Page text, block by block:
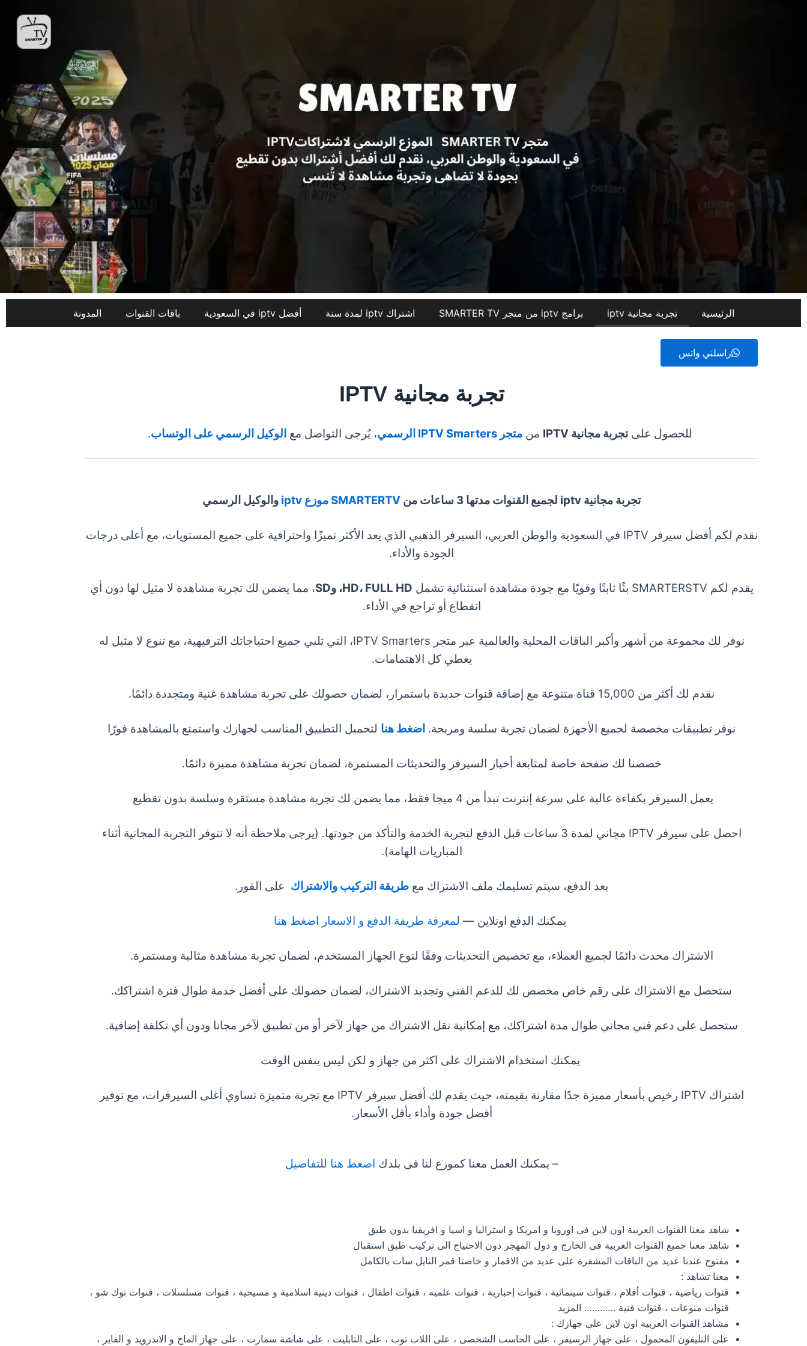
الرئيسية تجربة مجانية iptv​ برامج iptv من متجر SMARTER TV اشتراك iptv لمدة سنة أفضل iptv في السعودية باقات القنوات المدونة
راسلني واتس
تجربة مجانية IPTV
للحصول على تجربة مجانية IPTV من متجر IPTV Smarters الرسمي ، يُرجى التواصل مع الوكيل الرسمي على الوتساب.
تجربة مجانية iptv لجميع القنوات مدتها 3 ساعات من SMARTERTVموزع iptv والوكيل الرسمي
نقدم لكم أفضل سيرفر IPTV
في السعودية والوطن العربي، السيرفر الذهبي الذي يعد الأكثر تميزًا واحترافية على جميع المستويات، مع أعلى درجات
الجودة والأداء.
يقدم لكم SMARTERSTV بثًا ثابتًا وقويًا مع جودة مشاهدة استثنائية تشمل HD، FULL HD، وSD
، مما يضمن لك تجربة مشاهدة لا مثيل لها دون أي
انقطاع أو تراجع في الأداء.
نوفر لك مجموعة من أشهر وأكبر الباقات المحلية والعالمية عبر متجر IPTV Smarters، التي تلبي جميع احتياجاتك الترفيهية، مع تنوع لا مثيل له
يغطي كل الاهتمامات.
نقدم لك أكثر من 15,000 قناة متنوعة مع إضافة قنوات جديدة باستمرار، لضمان حصولك على تجربة مشاهدة غنية ومتجددة دائمًا.
نوفر تطبيقات مخصصة لجميع الأجهزة لضمان تجربة سلسة ومريحة. اضغط هنا لتحميل التطبيق المناسب لجهازك واستمتع بالمشاهدة فورًا
خصصنا لك صفحة خاصة لمتابعة أخبار السيرفر والتحديثات المستمرة، لضمان تجربة مشاهدة مميزة دائمًا.
يعمل السيرفر بكفاءة عالية على سرعة إنترنت تبدأ من 4 ميجا فقط ، مما يضمن لك تجربة مشاهدة مستقرة وسلسة بدون تقطيع
احصل على سيرفر IPTV مجاني لمدة 3 ساعات قبل الدفع لتجربة الخدمة والتأكد من جودتها. (يرجى ملاحظة أنه لا تتوفر التجربة المجانية أثناء
المباريات الهامة).
بعد الدفع، سيتم تسليمك ملف الاشتراك مع طريقة التركيب والاشتراك على الفور.
يمكنك الدفع اونلاين — لمعرفة طريقة الدفع و الاسعار اضغط هنا
الاشتراك محدث دائمًا لجميع العملاء، مع تخصيص التحديثات وفقًا لنوع الجهاز المستخدم، لضمان تجربة مشاهدة مثالية ومستمرة.
ستحصل مع الاشتراك على رقم خاص مخصص لك للدعم الفني وتجديد الاشتراك، لضمان حصولك على أفضل خدمة طوال فترة اشتراكك.
ستحصل علىدعم فني مجاني طوال مدة اشتراكك، مع إمكانية نقل الاشتراك من جهاز لآخر أو من تطبيق لآخر مجانا ودون أي تكلفة إضافية.
يمكنك استخدام الاشتراك على اكثر من جهاز و لكن ليس بنفس الوقت
اشتراك IPTV رخيص بأسعار مميزة جدًا مقارنة بقيمته، حيث يقدم لك أفضل سيرفر IPTV مع تجربة متميزة تساوي أغلى السيرفرات، مع توفير
أفضل جودة وأداء بأقل الأسعار.
– يمكنك العمل معنا كموزع لنا فى بلدك اضغط هنا للتفاصيل
شاهد معنا القنوات العربية اون لاين فى اوروبا و امريكا و استراليا و اسيا و افريقيا بدون طبق
شاهد معنا جميع القنوات العربية فى الخارج و دول المهجر دون الاحتياج الى تركيب طبق استقبال
مفتوح عندنا عديد من الباقات المشفرة على عديد من الاقمار و خاصتا قمر النايل سات بالكامل
معنا تشاهد :
قنوات رياضية ، قنوات أفلام ، قنوات سينمائية ، قنوات إخبارية ، قنوات علمية ، قنوات اطفال ، قنوات دينية اسلامية و مسيحية ، قنوات مسلسلات ، قنوات توك شو ،
قنوات منوعات ، قنوات فنية ………… المزيد
مشاهد القنوات العربية اون لاين على جهازك :
على التليفون المحمول ، على جهاز الرسيفر ، على الحاسب الشخصى ، على اللاب توب ، على التابليت ، على شاشة سمارت ، على جهاز الماج و الاندرويد و الفاير ،